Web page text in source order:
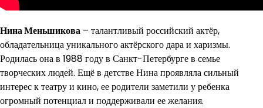
Нина Меньшикова – талантливый российский актёр,
обладательница уникального актёрского дара и харизмы.
Родилась она в 1988 году в Санкт-Петербурге в семье
творческих людей. Ещё в детстве Нина проявляла сильный
интерес к театру и кино, ее родители заметили у ребенка
огромный потенциал и поддерживали ее желания.